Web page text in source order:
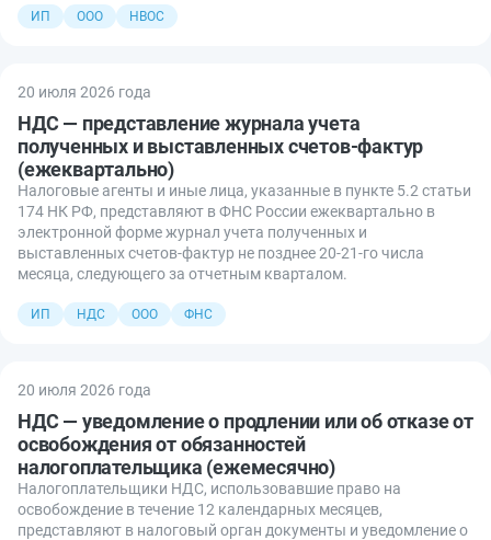
ИП ООО НВОС
20 июля 2026 года
НДС — представление журнала учета
полученных и выставленных счетов-фактур
(ежеквартально)
Налоговые агенты и иные лица, указанные в пункте 5.2 статьи
174 НК РФ, представляют в ФНС России ежеквартально в
электронной форме журнал учета полученных и
выставленных счетов-фактур не позднее 20-21-го числа
месяца, следующего за отчетным кварталом.
ИП НДС ООО ФНС
20 июля 2026 года
НДС — уведомление о продлении или об отказе от
освобождения от обязанностей
налогоплательщика (ежемесячно)
Налогоплательщики НДС, использовавшие право на
освобождение в течение 12 календарных месяцев,
представляют в налоговый орган документы и уведомление о